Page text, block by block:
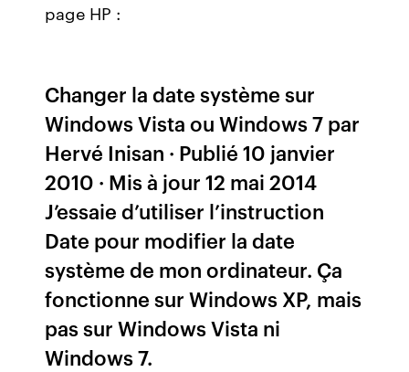
page HP :
Changer la date système sur
Windows Vista ou Windows 7 par
Hervé Inisan · Publié 10 janvier
2010 · Mis à jour 12 mai 2014
J’essaie d’utiliser l’instruction
Date pour modifier la date
système de mon ordinateur. Ça
fonctionne sur Windows XP, mais
pas sur Windows Vista ni
Windows 7.